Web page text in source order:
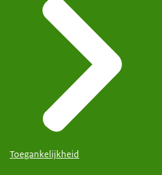
Toegankelijkheid